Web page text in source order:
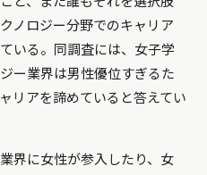
ノロジー分野でのキャリア
いる。同調査には、女子学
ー業界は男性優位すぎるた
リアを諦めていると答えてい
界に女性が参入したり、女